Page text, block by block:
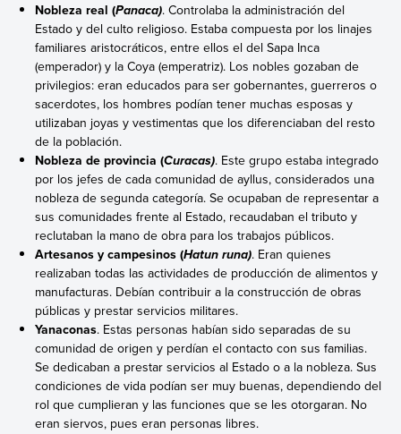
Nobleza real (Panaca). Controlaba la administración del
Estado y del culto religioso. Estaba compuesta por los linajes
familiares aristocráticos, entre ellos el del Sapa Inca
(emperador) y la Coya (emperatriz). Los nobles gozaban de
privilegios: eran educados para ser gobernantes, guerreros o
sacerdotes, los hombres podían tener muchas esposas y
utilizaban joyas y vestimentas que los diferenciaban del resto
de la población.
Nobleza de provincia (Curacas). Este grupo estaba integrado
por los jefes de cada comunidad de ayllus, considerados una
nobleza de segunda categoría. Se ocupaban de representar a
sus comunidades frente al Estado, recaudaban el tributo y
reclutaban la mano de obra para los trabajos públicos.
Artesanos y campesinos (Hatun runa). Eran quienes
realizaban todas las actividades de producción de alimentos y
manufacturas. Debían contribuir a la construcción de obras
públicas y prestar servicios militares.
Yanaconas. Estas personas habían sido separadas de su
comunidad de origen y perdían el contacto con sus familias.
Se dedicaban a prestar servicios al Estado o a la nobleza. Sus
condiciones de vida podían ser muy buenas, dependiendo del
rol que cumplieran y las funciones que se les otorgaran. No
eran siervos, pues eran personas libres.